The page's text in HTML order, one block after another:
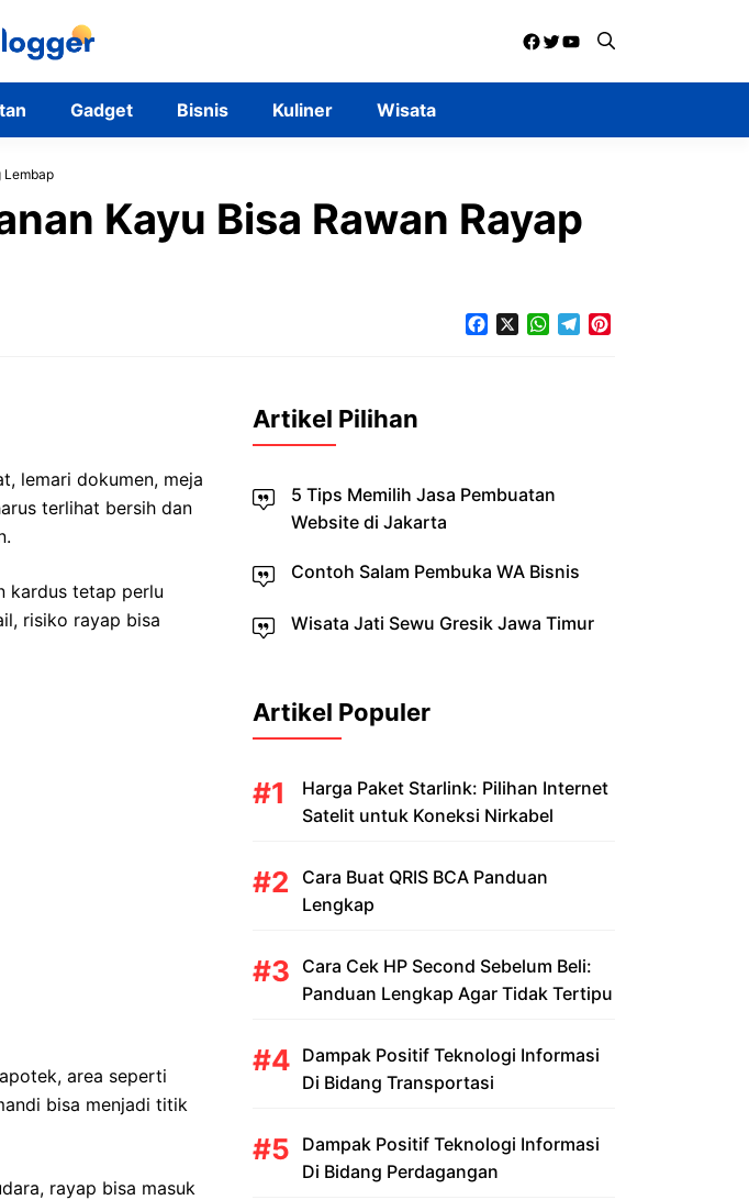
Facebook
Twitter
YouTube
Gadget Bisnis Kuliner Wisata
Lembap
Kayu Bisa Rawan Rayap
FacebookWhatsApp
Telegram
lemari dokumen, meja
terlihat bersih dan
kardus tetap perlu
risiko rayap bisa
area seperti
bisa menjadi titik
rayap bisa masuk
Artikel Pilihan
5 Tips Memilih Jasa Pembuatan
Website di Jakarta
Contoh Salam Pembuka WA Bisnis
Wisata Jati Sewu Gresik Jawa Timur
Artikel Populer
Harga Paket Starlink: Pilihan Internet
Satelit untuk Koneksi Nirkabel
Cara Buat QRIS BCA Panduan
Lengkap
Cara Cek HP Second Sebelum Beli:
Panduan Lengkap Agar Tidak Tertipu
Dampak Positif Teknologi Informasi
Di Bidang Transportasi
Dampak Positif Teknologi Informasi
Di Bidang Perdagangan